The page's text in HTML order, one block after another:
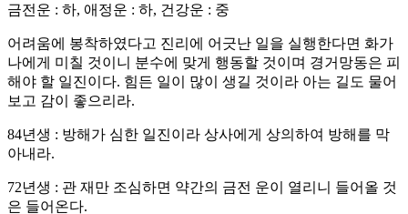
금전운 : 하, 애정운 : 하, 건강운 : 중
어려움에 봉착하였다고 진리에 어긋난 일을 실행한다면 화가
나에게 미칠 것이니 분수에 맞게 행동할 것이며 경거망동은 피
해야 할 일진이다. 힘든 일이 많이 생길 것이라 아는 길도 물어
보고 감이 좋으리라.
84년생 : 방해가 심한 일진이라 상사에게 상의하여 방해를 막
아내라.
72년생 : 관 재만 조심하면 약간의 금전 운이 열리니 들어올 것
은 들어온다.